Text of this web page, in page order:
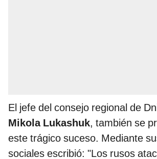
El jefe del consejo regional de
Mikola Lukashuk, también se
este trágico suceso. Mediante
sociales escribió: "Los rusos